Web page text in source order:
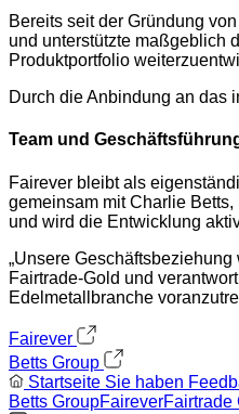
Bereits seit der Gründung
und unterstützte maßgeblich
Produktportfolio
Durch die Anbindung an das
Team und
Fairever bleibt als
gemeinsam mit Charlie
und wird die Entwicklung
„Unsere
Fairtrade-Gold und
Edelmetallbranche
Fairever
Betts Group
Startseite Sie haben
Betts GroupFaireverFairtrade